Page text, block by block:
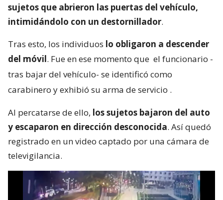
sujetos que abrieron las puertas del vehículo,
intimidándolo con un destornillador.
Tras esto, los individuos lo obligaron a descender
del móvil. Fue en ese momento que el funcionario -
tras bajar del vehículo- se identificó como
carabinero y exhibió su arma de servicio .
Al percatarse de ello, los sujetos bajaron del auto
y escaparon en dirección desconocida. Así quedó
registrado en un video captado por una cámara de
televigilancia.